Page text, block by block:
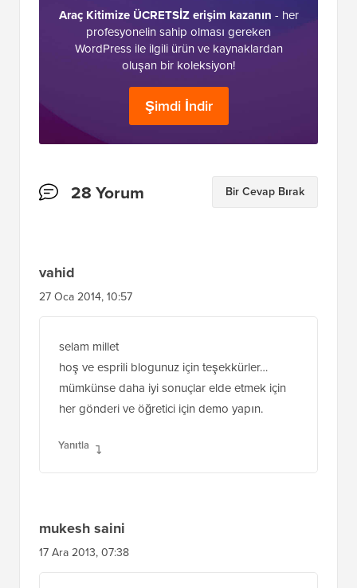
Araç Kitimize ÜCRETSİZ erişim kazanın - her
profesyonelin sahip olması gereken
WordPress ile ilgili ürün ve kaynaklardan
oluşan bir koleksiyon!
Şimdi İndir
Okuyucu28 Yorum Bir Cevap Bırak
vahid
27 Oca 2014, 10:57
selam millet
hoş ve esprili blogunuz için teşekkürler…
mümkünse daha iyi sonuçlar elde etmek için
her gönderi ve öğretici için demo yapın.
Yanıtla
mukesh saini
17 Ara 2013, 07:38